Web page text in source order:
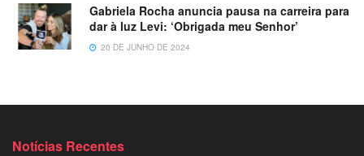
Gabriela Rocha anuncia pausa na carreira para
dar à luz Levi: ‘Obrigada meu Senhor’
20 DE JUNHO DE 2024
Notícias Recentes